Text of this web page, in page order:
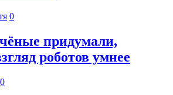
0
придумали,
роботов умнее
0